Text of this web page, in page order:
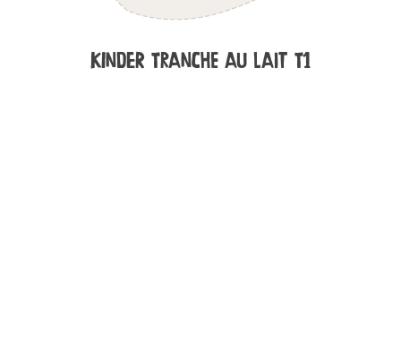
Kinder Tranche au Lait T1